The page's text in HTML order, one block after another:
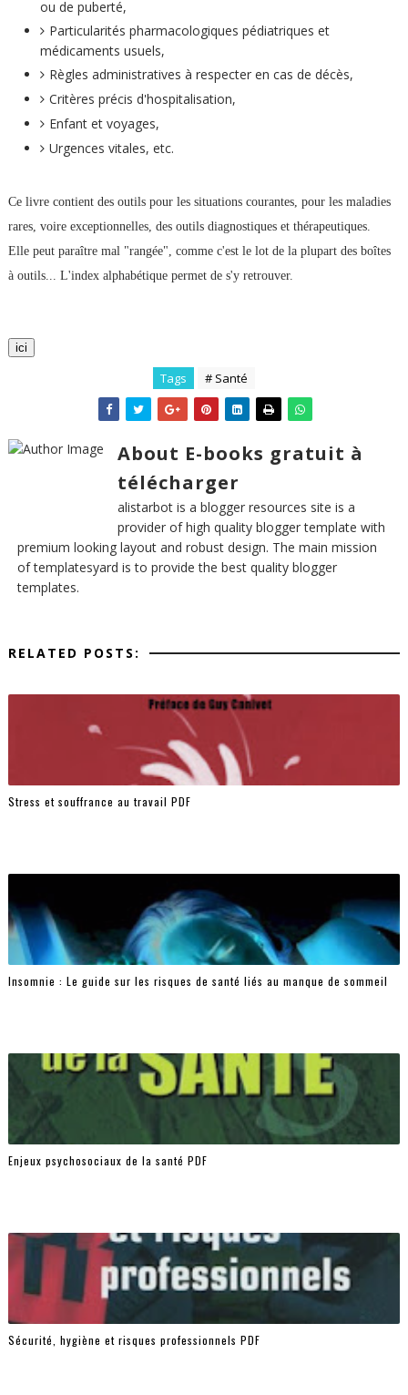
ou de puberté,
Particularités pharmacologiques pédiatriques et
médicaments usuels,
Règles administratives à respecter en cas de décès,
Critères précis d'hospitalisation,
Enfant et voyages,
Urgences vitales, etc.
Ce livre contient des outils pour les situations courantes, pour les maladies
rares, voire exceptionnelles, des outils diagnostiques et thérapeutiques.
Elle peut paraître mal "rangée", comme c'est le lot de la plupart des boîtes
à outils... L'index alphabétique permet de s'y retrouver.
ici
Tags # Santé
About E-books gratuit à
télécharger
alistarbot is a blogger resources site is a
provider of high quality blogger template with
premium looking layout and robust design. The main mission
of templatesyard is to provide the best quality blogger
templates.
RELATED POSTS:
Stress et souffrance au travail PDF
Insomnie : Le guide sur les risques de santé liés au manque de sommeil
Enjeux psychosociaux de la santé PDF
Sécurité, hygiène et risques professionnels PDF